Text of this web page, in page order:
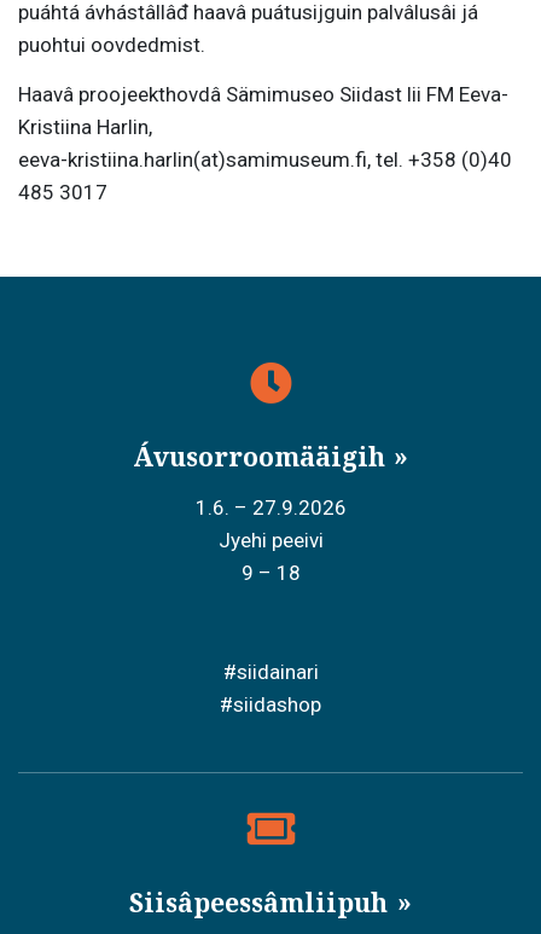
puáhtá ávhástâllâđ haavâ puátusijguin palvâlusâi já
puohtui oovdedmist.
Haavâ proojeekthovdâ Sämimuseo Siidast lii FM Eeva-
Kristiina Harlin,
eeva-kristiina.harlin(at)samimuseum.fi, tel. +358 (0)40
485 3017
Ávusorroomääigih
1.6. – 27.9.2026
Jyehi peeivi
9 – 18
#siidainari
#siidashop
Siisâpeessâmliipuh